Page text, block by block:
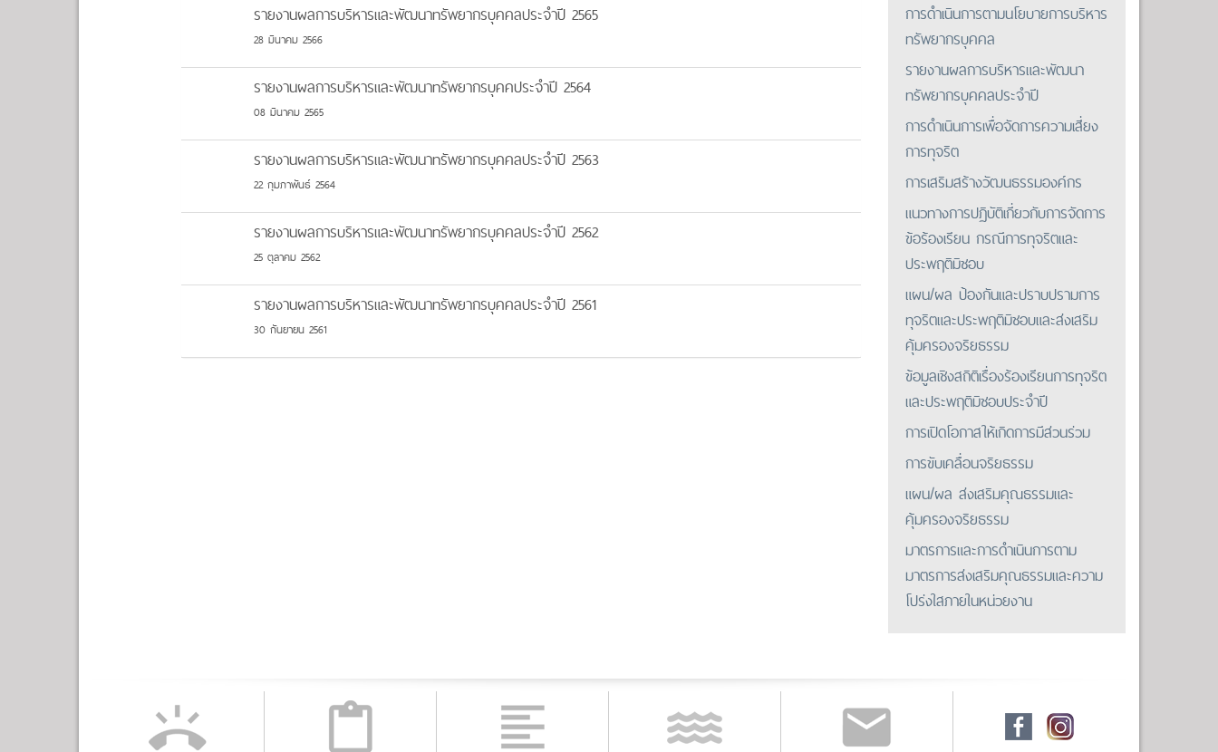
รายงานผลการบริหารและพัฒนาทรัพยากรบุคคลประจำปี 2565
28 มีนาคม 2566
รายงานผลการบริหารและพัฒนาทรัพยากรบุคคประจำปี 2564
08 มีนาคม 2565
รายงานผลการบริหารและพัฒนาทรัพยากรบุคคลประจำปี 2563
22 กุมภาพันธ์ 2564
รายงานผลการบริหารและพัฒนาทรัพยากรบุคคลประจำปี 2562
25 ตุลาคม 2562
รายงานผลการบริหารและพัฒนาทรัพยากรบุคคลประจำปี 2561
30 กันยายน 2561
การดำเนินการตามนโยบายการบริหาร
ทรัพยากรบุคคล
รายงานผลการบริหารและพัฒนา
ทรัพยากรบุคคลประจำปี
การดำเนินการเพื่อจัดการความเสี่ยง
การทุจริต
การเสริมสร้างวัฒนธรรมองค์กร
แนวทางการปฏิบัติเกี่ยวกับการจัดการ
ข้อร้องเรียน กรณีการทุจริตและ
ประพฤติมิชอบ
แผน/ผล ป้องกันและปราบปรามการ
ทุจริตและประพฤติมิชอบและส่งเสริม
คุ้มครองจริยธรรม
ข้อมูลเชิงสถิติเรื่องร้องเรียนการทุจริต
และประพฤติมิชอบประจำปี
การเปิดโอกาสให้เกิดการมีส่วนร่วม
การขับเคลื่อนจริยธรรม
แผน/ผล ส่งเสริมคุณธรรมและ
คุ้มครองจริยธรรม
มาตรการและการดำเนินการตาม
มาตรการส่งเสริมคุณธรรมและความ
โปร่งใสภายในหน่วยงาน